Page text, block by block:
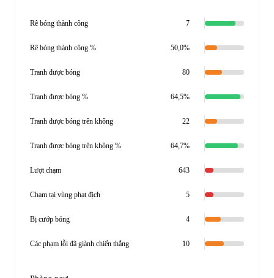
Rê bóng thành công 7
Rê bóng thành công % 50,0%
Tranh được bóng 80
Tranh được bóng % 64,5%
Tranh được bóng trên không 22
Tranh được bóng trên không % 64,7%
Lượt chạm 643
Chạm tại vùng phạt địch 5
Bị cướp bóng 4
Các phạm lỗi đã giành chiến thắng 10